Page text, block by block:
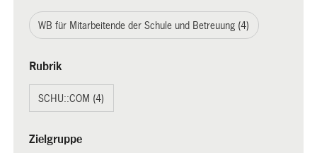
WB für Mitarbeitende der Schule und Betreuung (4)
Rubrik
SCHU::COM (4)
Zielgruppe